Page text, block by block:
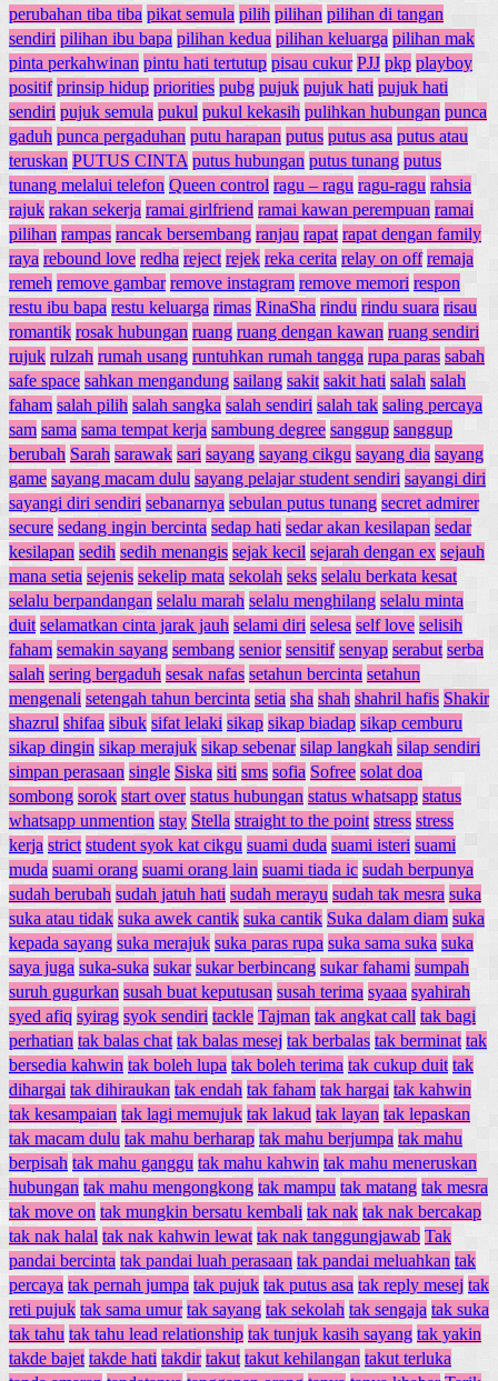
perubahan tiba tiba pikat semula pilih pilihan pilihan di tangan
sendiri pilihan ibu bapa pilihan kedua pilihan keluarga pilihan mak
pinta perkahwinan pintu hati tertutup pisau cukur PJJ pkp playboy
positif prinsip hidup priorities pubg pujuk pujuk hati pujuk hati
sendiri pujuk semula pukul pukul kekasih pulihkan hubungan punca
gaduh punca pergaduhan putu harapan putus putus asa putus atau
teruskan PUTUS CINTA putus hubungan putus tunang putus
tunang melalui telefon Queen control ragu – ragu ragu-ragu rahsia
rajuk rakan sekerja ramai girlfriend ramai kawan perempuan ramai
pilihan rampas rancak bersembang ranjau rapat rapat dengan family
raya rebound love redha reject rejek reka cerita relay on off remaja
remeh remove gambar remove instagram remove memori respon
restu ibu bapa restu keluarga rimas RinaSha rindu rindu suara risau
romantik rosak hubungan ruang ruang dengan kawan ruang sendiri
rujuk rulzah rumah usang runtuhkan rumah tangga rupa paras sabah
safe space sahkan mengandung sailang sakit sakit hati salah salah
faham salah pilih salah sangka salah sendiri salah tak saling percaya
sam sama sama tempat kerja sambung degree sanggup sanggup
berubah Sarah sarawak sari sayang sayang cikgu sayang dia sayang
game sayang macam dulu sayang pelajar student sendiri sayangi diri
sayangi diri sendiri sebanarnya sebulan putus tunang secret admirer
secure sedang ingin bercinta sedap hati sedar akan kesilapan sedar
kesilapan sedih sedih menangis sejak kecil sejarah dengan ex sejauh
mana setia sejenis sekelip mata sekolah seks selalu berkata kesat
selalu berpandangan selalu marah selalu menghilang selalu minta
duit selamatkan cinta jarak jauh selami diri selesa self love selisih
faham semakin sayang sembang senior sensitif senyap serabut serba
salah sering bergaduh sesak nafas setahun bercinta setahun
mengenali setengah tahun bercinta setia sha shah shahril hafis Shakir
shazrul shifaa sibuk sifat lelaki sikap sikap biadap sikap cemburu
sikap dingin sikap merajuk sikap sebenar silap langkah silap sendiri
simpan perasaan single Siska siti sms sofia Sofree solat doa
sombong sorok start over status hubungan status whatsapp status
whatsapp unmention stay Stella straight to the point stress stress
kerja strict student syok kat cikgu suami duda suami isteri suami
muda suami orang suami orang lain suami tiada ic sudah berpunya
sudah berubah sudah jatuh hati sudah merayu sudah tak mesra suka
suka atau tidak suka awek cantik suka cantik Suka dalam diam suka
kepada sayang suka merajuk suka paras rupa suka sama suka suka
saya juga suka-suka sukar sukar berbincang sukar fahami sumpah
suruh gugurkan susah buat keputusan susah terima syaaa syahirah
syed afiq syirag syok sendiri tackle Tajman tak angkat call tak bagi
perhatian tak balas chat tak balas mesej tak berbalas tak berminat tak
bersedia kahwin tak boleh lupa tak boleh terima tak cukup duit tak
dihargai tak dihiraukan tak endah tak faham tak hargai tak kahwin
tak kesampaian tak lagi memujuk tak lakud tak layan tak lepaskan
tak macam dulu tak mahu berharap tak mahu berjumpa tak mahu
berpisah tak mahu ganggu tak mahu kahwin tak mahu meneruskan
hubungan tak mahu mengongkong tak mampu tak matang tak mesra
tak move on tak mungkin bersatu kembali tak nak tak nak bercakap
tak nak halal tak nak kahwin lewat tak nak tanggungjawab Tak
pandai bercinta tak pandai luah perasaan tak pandai meluahkan tak
percaya tak pernah jumpa tak pujuk tak putus asa tak reply mesej tak
reti pujuk tak sama umur tak sayang tak sekolah tak sengaja tak suka
tak tahu tak tahu lead relationship tak tunjuk kasih sayang tak yakin
takde bajet takde hati takdir takut takut kehilangan takut terluka